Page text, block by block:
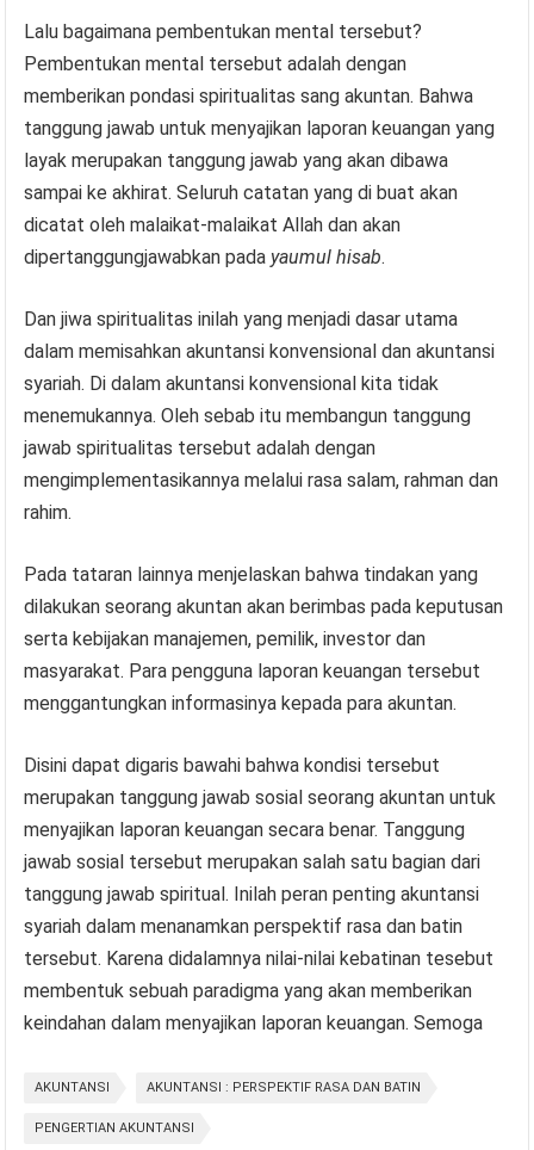
Lalu bagaimana pembentukan mental tersebut?
Pembentukan mental tersebut adalah dengan
memberikan pondasi spiritualitas sang akuntan. Bahwa
tanggung jawab untuk menyajikan laporan keuangan yang
layak merupakan tanggung jawab yang akan dibawa
sampai ke akhirat. Seluruh catatan yang di buat akan
dicatat oleh malaikat-malaikat Allah dan akan
dipertanggungjawabkan pada yaumul hisab.
Dan jiwa spiritualitas inilah yang menjadi dasar utama
dalam memisahkan akuntansi konvensional dan akuntansi
syariah. Di dalam akuntansi konvensional kita tidak
menemukannya. Oleh sebab itu membangun tanggung
jawab spiritualitas tersebut adalah dengan
mengimplementasikannya melalui rasa salam, rahman dan
rahim.
Pada tataran lainnya menjelaskan bahwa tindakan yang
dilakukan seorang akuntan akan berimbas pada keputusan
serta kebijakan manajemen, pemilik, investor dan
masyarakat. Para pengguna laporan keuangan tersebut
menggantungkan informasinya kepada para akuntan.
Disini dapat digaris bawahi bahwa kondisi tersebut
merupakan tanggung jawab sosial seorang akuntan untuk
menyajikan laporan keuangan secara benar. Tanggung
jawab sosial tersebut merupakan salah satu bagian dari
tanggung jawab spiritual. Inilah peran penting akuntansi
syariah dalam menanamkan perspektif rasa dan batin
tersebut. Karena didalamnya nilai-nilai kebatinan tesebut
membentuk sebuah paradigma yang akan memberikan
keindahan dalam menyajikan laporan keuangan. Semoga
AKUNTANSI AKUNTANSI : PERSPEKTIF RASA DAN BATIN
PENGERTIAN AKUNTANSI